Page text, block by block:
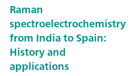
Raman
spectroelectrochemistry
from India to Spain:
History and
applications